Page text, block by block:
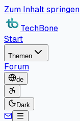
Zum Inhalt springen
TechBone
Start
Themen
Forum
de
Dark